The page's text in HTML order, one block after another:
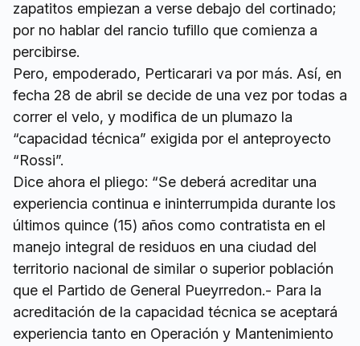
zapatitos empiezan a verse debajo del cortinado;
por no hablar del rancio tufillo que comienza a
percibirse.
Pero, empoderado, Perticarari va por más. Así, en
fecha 28 de abril se decide de una vez por todas a
correr el velo, y modifica de un plumazo la
“capacidad técnica” exigida por el anteproyecto
“Rossi”.
Dice ahora el pliego: “Se deberá acreditar una
experiencia continua e ininterrumpida durante los
últimos quince (15) años como contratista en el
manejo integral de residuos en una ciudad del
territorio nacional de similar o superior población
que el Partido de General Pueyrredon.- Para la
acreditación de la capacidad técnica se aceptará
experiencia tanto en Operación y Mantenimiento